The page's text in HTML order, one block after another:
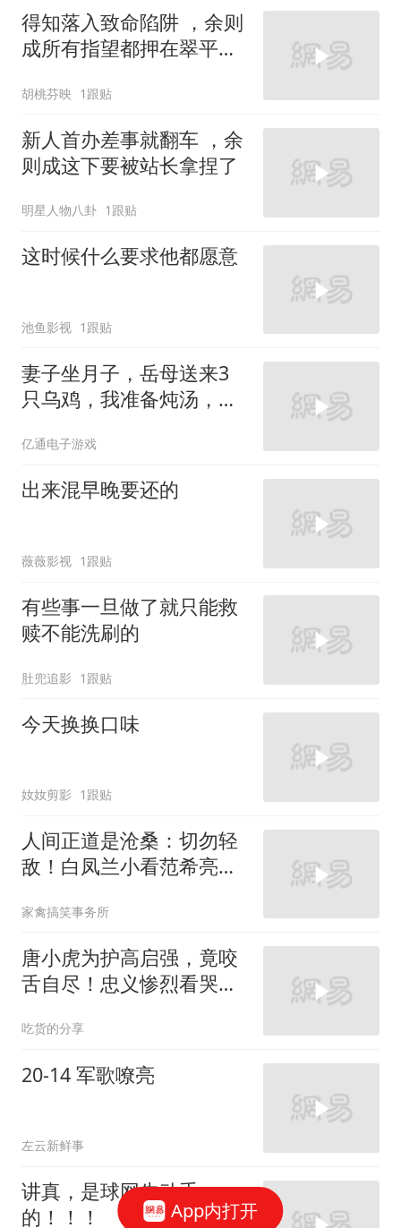
得知落入致命陷阱 ，余则
成所有指望都押在翠平身
胡桃芬映 1跟贴
新人首办差事就翻车 ，余
则成这下要被站长拿捏了
明星人物八卦 1跟贴
这时候什么要求他都愿意
池鱼影视 1跟贴
妻子坐月子，岳母送来3
只乌鸡，我准备炖汤，妻
亿通电子游戏
出来混早晚要还的
薇薇影视 1跟贴
有些事一旦做了就只能救
赎不能洗刷的
肚兜追影 1跟贴
今天换换口味
奻奻剪影 1跟贴
人间正道是沧桑：切勿轻
敌！白凤兰小看范希亮，
家禽搞笑事务所
唐小虎为护高启强，竟咬
舌自尽！忠义惨烈看哭观
吃货的分享
20-14 军歌嘹亮
左云新鲜事
讲真，是球网先动手
的！！！
App内打开